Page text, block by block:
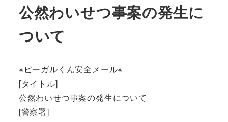
公然わいせつ事案の発生に
ついて
※ピーガルくん安全メール※
[タイトル]
公然わいせつ事案の発生について
[警察署]